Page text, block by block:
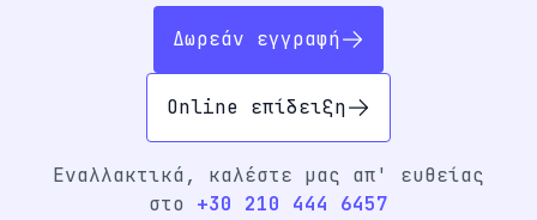
Δωρεάν εγγραφή
Online επίδειξη
Εναλλακτικά, καλέστε μας απ' ευθείας
στο +30 210 444 6457